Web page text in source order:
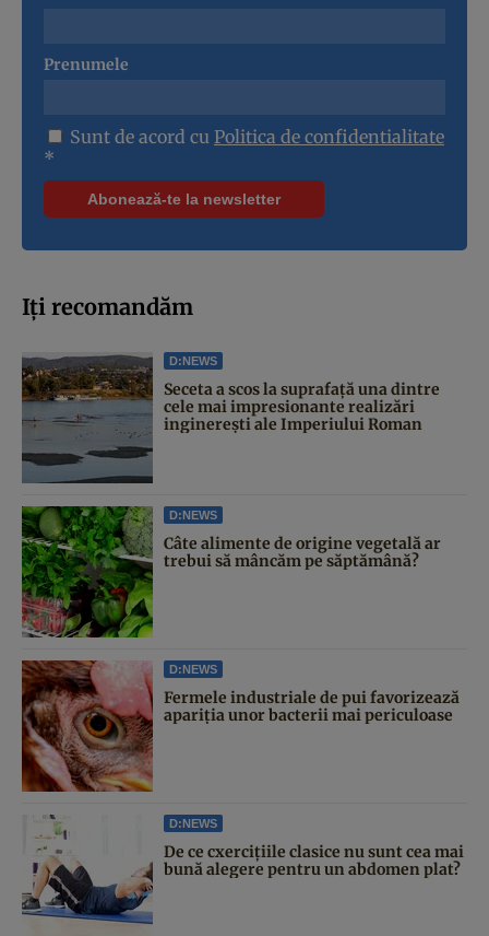
Prenumele
Sunt de acord cu Politica de confidentialitate
*
Iți recomandăm
D:NEWS
Seceta a scos la suprafață una dintre
cele mai impresionante realizări
inginerești ale Imperiului Roman
D:NEWS
Câte alimente de origine vegetală ar
trebui să mâncăm pe săptămână?
D:NEWS
Fermele industriale de pui favorizează
apariția unor bacterii mai periculoase
D:NEWS
De ce cxercițiile clasice nu sunt cea mai
bună alegere pentru un abdomen plat?